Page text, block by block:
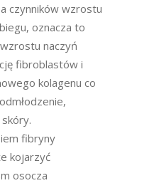
czynników wzrostu
oznacza to
naczyń
fibroblastów i
kolagenu co
fibryny
kojarzyć
osocza